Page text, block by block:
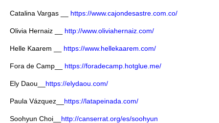
Catalina Vargas __ https://www.cajondesastre.com.co/
Olivia Hernaiz __ http://www.oliviahernaiz.com/
Helle Kaarem __ https://www.hellekaarem.com/
Fora de Camp__ https://foradecamp.hotglue.me/
Ely Daou__ https://elydaou.com/
Paula Vázquez__ https://latapeinada.com/
Soohyun Choi__ http://canserrat.org/es/soohyun